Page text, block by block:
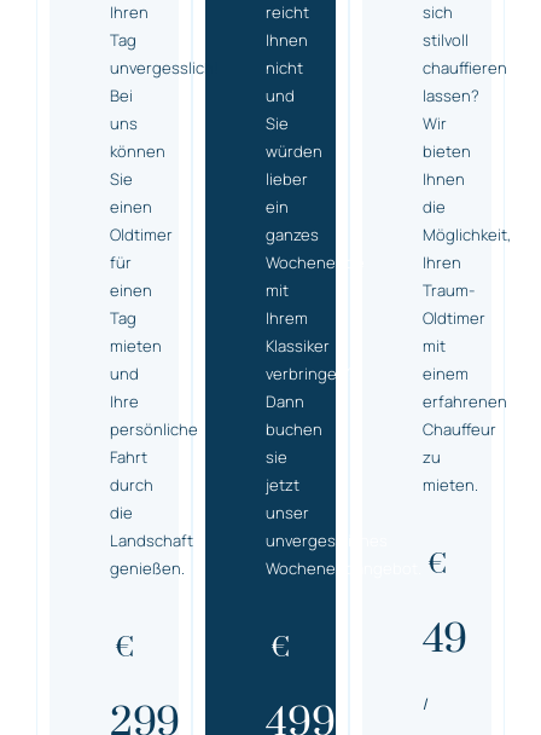
Ihren
Tag
unvergesslich!
Bei
uns
können
Sie
einen
Oldtimer
für
einen
Tag
mieten
und
Ihre
persönliche
Fahrt
durch
die
Landschaft
genießen.
€
299
reicht
Ihnen
nicht
und
Sie
würden
lieber
ein
ganzes
Wochenende
mit
Ihrem
Klassiker
verbringen?
Dann
buchen
sie
jetzt
unser
unvergessliches
Wochenendangebot.
€
499
sich
stilvoll
chauffieren
lassen?
Wir
bieten
Ihnen
die
Möglichkeit,
Ihren
Traum-
Oldtimer
mit
einem
erfahrenen
Chauffeur
zu
mieten.
€
49
/